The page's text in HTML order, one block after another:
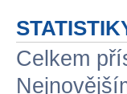
Celkem